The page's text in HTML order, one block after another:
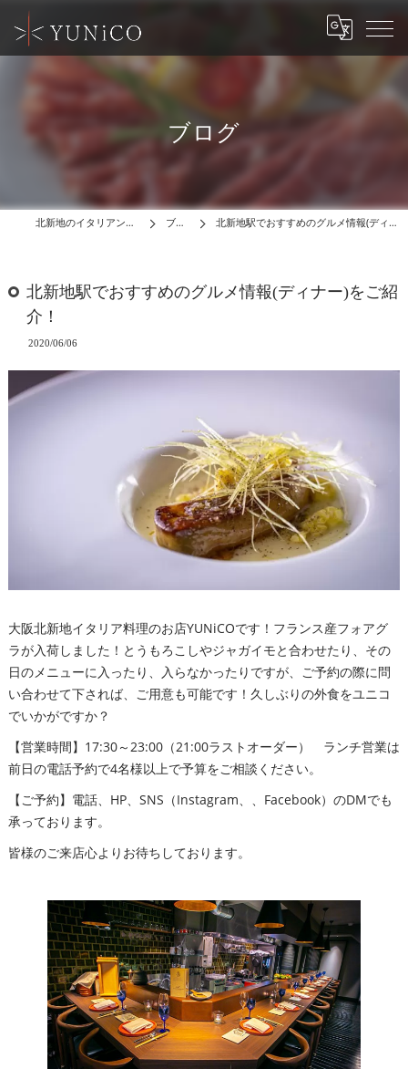
ブログ
北新地のイタリアンはYUNiCO ブログ 北新地駅でおすすめのグルメ情報(ディナー)をご紹介！
北新地駅でおすすめのグルメ情報(ディナー)をご紹
介！
2020/06/06
大阪北新地イタリア料理のお店YUNiCOです！フランス産フォアグ
ラが入荷しました！とうもろこしやジャガイモと合わせたり、その
日のメニューに入ったり、入らなかったりですが、ご予約の際に問
い合わせて下されば、ご用意も可能です！久しぶりの外食をユニコ
でいかがですか？
【営業時間】17:30～23:00（21:00ラストオーダー） ランチ営業は
前日の電話予約で4名様以上で予算をご相談ください。
【ご予約】電話、HP、SNS（Instagram、、Facebook）のDMでも
承っております。
皆様のご来店心よりお待ちしております。